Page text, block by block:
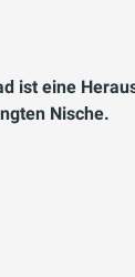
ist eine
Nische.